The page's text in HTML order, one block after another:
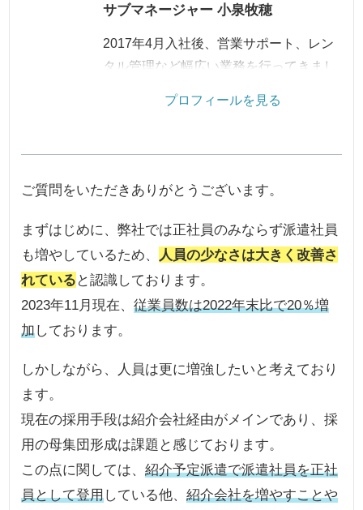
サブマネージャー 小泉牧穂
2017年4月入社後、営業サポート、レン
タル管理など幅広い業務を行ってきまし
現在は、社長秘書として業務を行いなが
プロフィールを見る
ご質問をいただきありがとうございます。
まずはじめに、弊社では正社員のみならず派遣社員
も増やしているため、
人員の少なさは大きく改善さ
れている と認識しております。
2023年11月現在、従業員数は2022年末比で20％増
加しております。
しかしながら、人員は更に増強したいと考えており
ます。
現在の採用手段は紹介会社経由がメインであり、採
用の母集団形成は課題と感じております。
この点に関しては、紹介予定派遣で派遣社員を正社
員として登用している他、紹介会社を増やすことや